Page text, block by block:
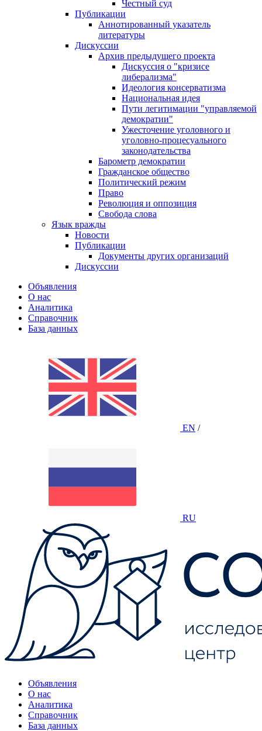
Честный суд
Публикации
Аннотированный указатель
литературы
Дискуссии
Архив предыдущего проекта
Дискуссия о "кризисе
либерализма"
Идеология консерватизма
Национальная идея
Пути легитимации "управляемой
демократии"
Ужесточение уголовного и
уголовно-процесуального
законодательства
Барометр демократии
Гражданское общество
Политический режим
Право
Революция и оппозиция
Свобода слова
Язык вражды
Новости
Публикации
Документы других организаций
Дискуссии
Объявления
О нас
Аналитика
Справочник
База данных
EN /
RU
Объявления
О нас
Аналитика
Справочник
База данных